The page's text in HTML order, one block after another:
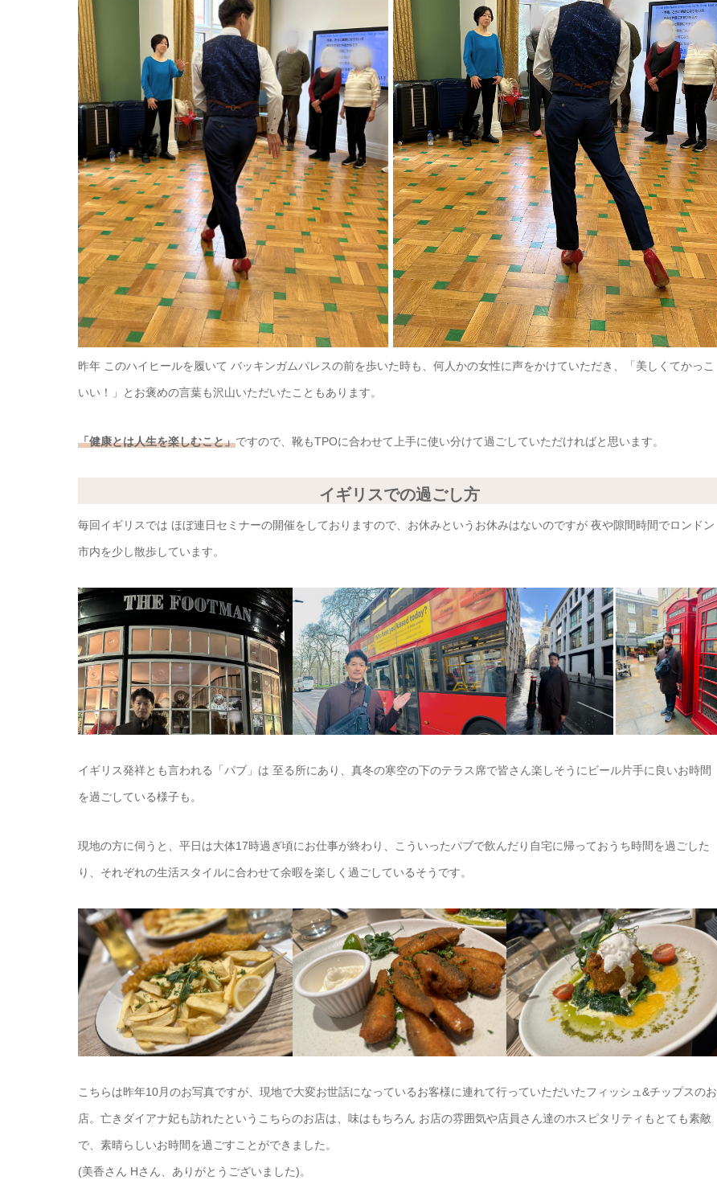
昨年 このハイヒールを履いて バッキンガムパレスの前を歩いた時も、何人かの女性に声をかけていただき、「美しくてかっこ
いい！」とお褒めの言葉も沢山いただいたこともあります。
「健康とは人生を楽しむこと」ですので、靴もTPOに合わせて上手に使い分けて過ごしていただければと思います。
イギリスでの過ごし方
毎回イギリスでは ほぼ連日セミナーの開催をしておりますので、お休みというお休みはないのですが 夜や隙間時間でロンドン
市内を少し散歩しています。
イギリス発祥とも言われる「パブ」は 至る所にあり、真冬の寒空の下のテラス席で皆さん楽しそうにビール片手に良いお時間
を過ごしている様子も。
現地の方に伺うと、平日は大体17時過ぎ頃にお仕事が終わり、こういったパブで飲んだり自宅に帰っておうち時間を過ごした
り、それぞれの生活スタイルに合わせて余暇を楽しく過ごしているそうです。
こちらは昨年10月のお写真ですが、現地で大変お世話になっているお客様に連れて行っていただいたフィッシュ&チップスのお
店。亡きダイアナ妃も訪れたというこちらのお店は、味はもちろん お店の雰囲気や店員さん達のホスピタリティもとても素敵
で、素晴らしいお時間を過ごすことができました。
(美香さん Hさん、ありがとうございました)。